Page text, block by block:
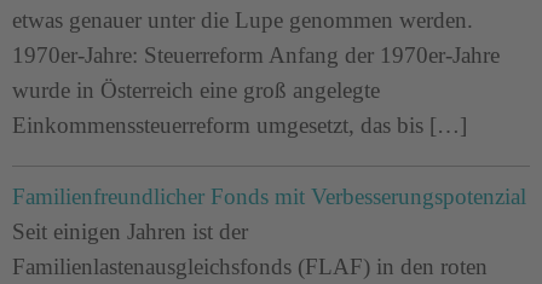
etwas genauer unter die Lupe genommen werden.
1970er-Jahre: Steuerreform Anfang der 1970er-Jahre
wurde in Österreich eine groß angelegte
Einkommenssteuerreform umgesetzt, das bis […]
Familienfreundlicher Fonds mit Verbesserungspotenzial
Seit einigen Jahren ist der
Familienlastenausgleichsfonds (FLAF) in den roten